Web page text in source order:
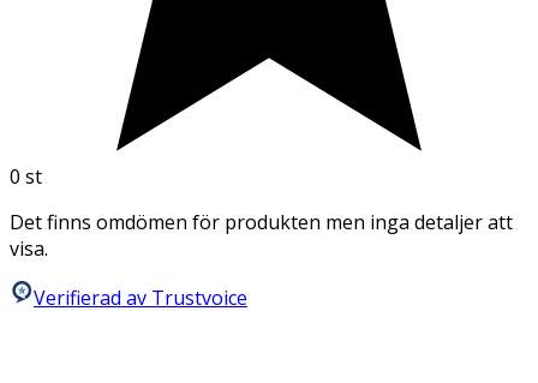
0 st
Det finns omdömen för produkten men inga detaljer att
visa.
Verifierad av Trustvoice